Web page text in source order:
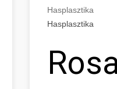
Hasplasztika
Hasplasztika